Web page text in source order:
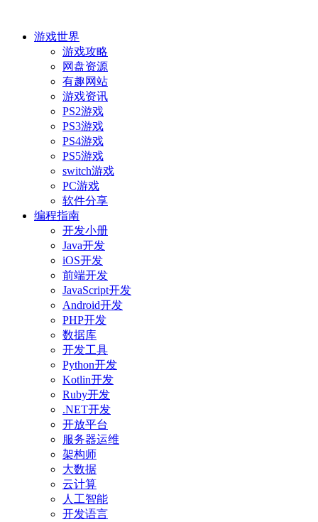
游戏世界
游戏攻略
网盘资源
有趣网站
游戏资讯
PS2游戏
PS3游戏
PS4游戏
PS5游戏
switch游戏
PC游戏
软件分享
编程指南
开发小册
Java开发
iOS开发
前端开发
JavaScript开发
Android开发
PHP开发
数据库
开发工具
Python开发
Kotlin开发
Ruby开发
.NET开发
开放平台
服务器运维
架构师
大数据
云计算
人工智能
开发语言